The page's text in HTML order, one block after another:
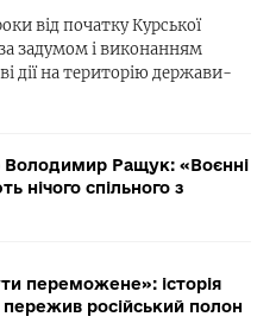
від початку Курської
задумом і виконанням
дії на територію держави-
Володимир Ращук: «Воєнні
нічого спільного з
переможене»: історія
пережив російський полон